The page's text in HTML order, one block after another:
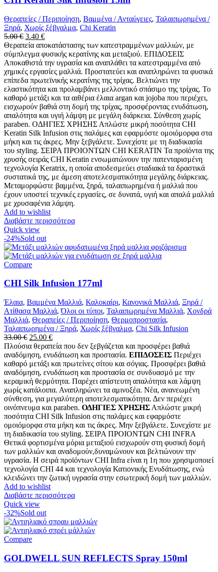
Θεραπείες / Περιποίηση, Βαμμένα / Ανταύγειες, Ταλαιπωρημένα /
Ξηρά, Χωρίς ξέβγαλμα, Chi Keratin
5.00€ Original
price
was:
5.00 €.
3.40 €Η
τρέχουσα
τιμή
είναι:
3.40 €.
Θεραπεία αποκατάστασης των κατεστραμμένων μαλλιών, με
σύμπλεγμα φυσικής κερατίνης και μεταξιού. ΕΠΙΔΟΣΕΙΣ
Αποκαθιστά την υγρασία και αναπλάθει τα κατεστραμμένα από
χημικές εργασίες μαλλιά. Προστατεύει και αναπληρώνει τα φυσικά
επίπεδα πρωτεϊνικής κερατίνης της τρίχας. Βελτιώνει την
ελαστικότητα και προλαμβάνει μελλοντικό σπάσιμο της τρίχας. Το
καθαρό μετάξι και τα αιθέρια έλαια argan και jojoba που περιέχει,
εισχωρούν βαθιά στη δομή της τρίχας, προσφέροντας ενυδάτωση,
απαλότητα και υγιή λάμψη με μεγάλη διάρκεια. Σύνθεση χωρίς
paraben. ΟΔΗΓΙΕΣ ΧΡΗΣΗΣ Απλώστε μικρή ποσότητα CHI
Keratin Silk Infusion στις παλάμες και εφαρμόστε ομοιόμορφα στα
μήκη και τις άκρες. Μην ξεβγάλετε. Συνεχίστε με τη διαδικασία
του styling. ΣΕΙΡΑ ΠΡΟΙΟΝΤΩΝ CHI KERATIN Τα προϊόντα της
χρυσής σειράς CHI Keratin ενσωματώνουν την πατενταρισμένη
τεχνολογία Keratrix, η οποία αποδεσμεύει σταδιακά τα δραστικά
συστατικά της, με άμεση αποτελεσματικότητα μεγάλης διάρκειας.
Μεταμορφώστε βαμμένα, ξηρά, ταλαιπωρημένα ή μαλλιά που
έχουν υποστεί τεχνικές εργασίες, σε δυνατά, υγιή και απαλά μαλλιά
με χρυσαφένια λάμψη.
Add to wishlist
Διαβάστε περισσότερα
Quick view
-24%Sold out
Compare
CHI Silk Infusion 177ml
Έλαια, Βαμμένα Μαλλιά, Καλοκαίρι, Κανονικά Μαλλιά, Ξηρά /
Ατίθασα Μαλλιά,Όλοι οι τύποι, Ταλαιπωρημένα Μαλλιά, Χονδρά
Μαλλιά, Θεραπείες / Περιποίηση, Θερμοπροστασία,
Ταλαιπωρημένα / Ξηρά, Χωρίς ξέβγαλμα, Chi Silk Infusion
33.00€ Original
price
was:
33.00 €.
25.00 €Η
τρέχουσα
τιμή
είναι:
25.00 €.
Πλούσια θεραπεία που δεν ξεβγάζεται και προσφέρει βαθιά
αναδόμηση, ενυδάτωση και προστασία. ΕΠΙΔΟΣΕΙΣ Περιέχει
καθαρό μετάξι και πρωτείνες σίτου και σόγιας. Προσφέρει βαθιά
αναδόμηση, ενυδάτωση και προστασία σε συνδυασμό με την
κεραμική θερμότητα. Παρέχει απίστευτη απαλότητα και λάμψη
χωρίς κατάλοιπα. Αναπληρώνει τα αμινοξέα. Νέα, ανανεωμένη
σύνθεση, για μεγαλύτερη αποτελεσματικότητα. Δεν περιέχει
οινόπνευμα και paraben. ΟΔΗΓΙΕΣ ΧΡΗΣΗΣ Απλώστε μικρή
ποσότητα CHI Silk Infusion στις παλάμες και εφαρμόστε
ομοιόμορφα στα μήκη και τις άκρες. Μην ξεβγάλετε. Συνεχίστε με
τη διαδικασία του styling. ΣΕΙΡΑ ΠΡΟΙΟΝΤΩΝ CHI INFRA
Θετικά φορτισμένα μόρια μεταξιού εισχωρούν στη φυσική δομή
των μαλλιών και αναδομούν,δυναμώνουν και βελτιώνουν την
υγρασία. Η σειρά προϊόντων CHI Infra είναι η 1η που χρησιμοποιεί
τεχνολογία CHI 44 και τεχνολογία Κατιονικής Ενυδάτωσης, ενώ
κλειδώνει την ζωτική υγρασία στην εσωτερική δομή των μαλλιών.
Add to wishlist
Διαβάστε περισσότερα
Quick view
-32%Sold out
Compare
GOLDWELL SUN REFLECTS Spray 150ml